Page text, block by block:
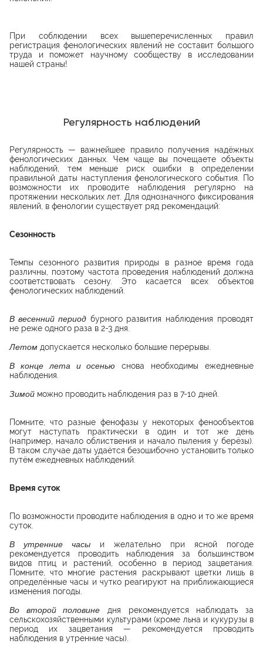
При соблюдении всех вышеперечисленных правил
регистрация фенологических явлений не составит большого
труда и поможет научному сообществу в исследовании
нашей страны!
Регулярность наблюдений
Регулярность — важнейшее правило получения надёжных
фенологических данных. Чем чаще вы почещаете объекты
наблюдений, тем меньше риск ошибки в определении
правильной даты наступления фенологического события. По
возможности их проводите наблюдения регулярно на
протяжении нескольких лет. Для однозначного фиксирования
явлений, в фенологии существует ряд рекомендаций:
Сезонность
Темпы сезонного развития природы в разное время года
различны, поэтому частота проведения наблюдений должна
соответствовать сезону. Это касается всех объектов
фенологических наблюдений.
В весенний периодбурного развития наблюдения проводят
не реже одного раза в 2-3 дня.
Летом допускается несколько большие перерывы.
В конце лета и осенью снова необходимы ежедневные
наблюдения.
Зимой можно проводить наблюдения раз в 7-10 дней.
Помните, что разные фенофазы у некоторых фенообъектов
могут наступать практически в один и тот же день
(например, начало облиствения и начало пыления у берёзы).
В таком случае даты удаётся безошибочно установить только
путём ежедневных наблюдений.
Время суток
По возможности проводите наблюдения в одно и то же время
суток.
В утренние часы и желательно при ясной погоде
рекомендуется проводить наблюдения за большинством
видов птиц и растений, особенно в период зацветания.
Помните, что многие растения раскрывают цветки лишь в
определённые часы и чутко реагируют на приближающиеся
изменения погоды.
Во второй половине дня рекомендуется наблюдать за
сельскохозяйственными культурами (кроме льна и кукурузы в
период их зацветания — рекомендуется проводить
наблюдения в утренние часы).